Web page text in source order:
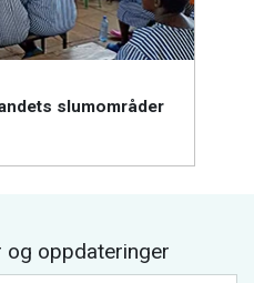
slumområder
og oppdateringer